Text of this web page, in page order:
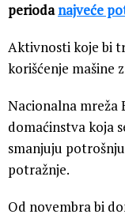
periodanajveće
Aktivnosti koje bi
korišćenje mašine
Nacionalna mreža
domaćinstva koja
smanjuju
potražnje.
Od novembra bi